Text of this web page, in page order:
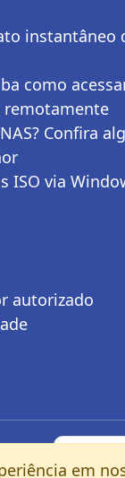
instantâneo
como
remotamente
Confira
ISO via
autorizado
em
nosso